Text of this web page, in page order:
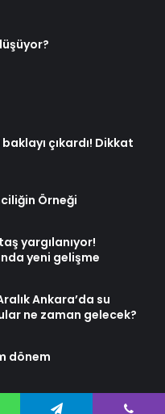
çıkardı! Dikkat
Örneği
yargılanıyor!
yeni gelişme
Ankara’da su
ne zaman gelecek?
dönem